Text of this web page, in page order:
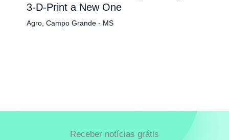
3-D-Print a New One
Agro, Campo Grande - MS
Receber notícias grátis